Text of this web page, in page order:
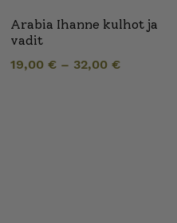
Arabia Ihanne kulhot ja
vadit
19,00 € – 32,00 €